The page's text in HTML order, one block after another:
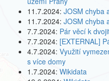
11.7.2024: JOSM chyba
11.7.2024: JOSM chyba
7.7.2024: Pár věcí k
7.7.2024: [EXTERNAL]
4.7.2024: Využití
s více domy
1.7.2024: Wikidata